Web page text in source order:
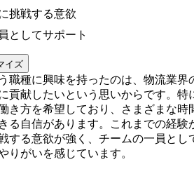
挑戦する意欲
としてサポート
イズ
職種に興味を持ったのは、物流業界
貢献したいという思いからです。特
き方を希望しており、さまざまな時
る自信があります。これまでの経験
する意欲が強く、チームの一員とし
りがいを感じています。